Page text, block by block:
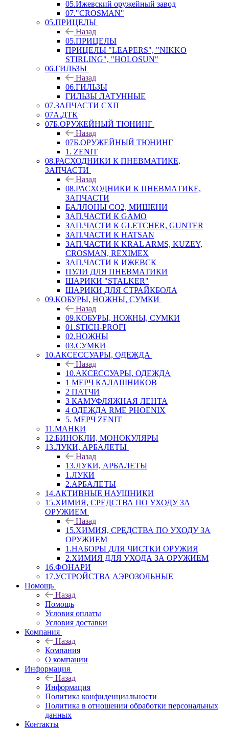
05.Ижевский оружейный завод
07."CROSMAN"
05.ПРИЦЕЛЫ
Назад
05.ПРИЦЕЛЫ
ПРИЦЕЛЫ "LEAPERS", "NIKKO
STIRLING", "HOLOSUN"
06.ГИЛЬЗЫ
Назад
06.ГИЛЬЗЫ
ГИЛЬЗЫ ЛАТУННЫЕ
07.ЗАПЧАСТИ СХП
07А.ДТК
07Б.ОРУЖЕЙНЫЙ ТЮНИНГ
Назад
07Б.ОРУЖЕЙНЫЙ ТЮНИНГ
1. ZENIT
08.РАСХОДНИКИ К ПНЕВМАТИКЕ,
ЗАПЧАСТИ
Назад
08.РАСХОДНИКИ К ПНЕВМАТИКЕ,
ЗАПЧАСТИ
БАЛЛОНЫ CO2, МИШЕНИ
ЗАП.ЧАСТИ К GAMO
ЗАП.ЧАСТИ К GLETCHER, GUNTER
ЗАП.ЧАСТИ К HATSAN
ЗАП.ЧАСТИ К KRAL ARMS, KUZEY,
CROSMAN, REXIMEX
ЗАП.ЧАСТИ К ИЖЕВСК
ПУЛИ ДЛЯ ПНЕВМАТИКИ
ШАРИКИ "STALKER"
ШАРИКИ ДЛЯ СТРАЙКБОЛА
09.КОБУРЫ, НОЖНЫ, СУМКИ
Назад
09.КОБУРЫ, НОЖНЫ, СУМКИ
01.STICH-PROFI
02.НОЖНЫ
03.СУМКИ
10.АКСЕССУАРЫ, ОДЕЖДА
Назад
10.АКСЕССУАРЫ, ОДЕЖДА
1 МЕРЧ КАЛАШНИКОВ
2 ПАТЧИ
3 КАМУФЛЯЖНАЯ ЛЕНТА
4 ОДЕЖДА RME PHOENIX
5. МЕРЧ ZENIT
11.МАНКИ
12.БИНОКЛИ, МОНОКУЛЯРЫ
13.ЛУКИ, АРБАЛЕТЫ
Назад
13.ЛУКИ, АРБАЛЕТЫ
1.ЛУКИ
2.АРБАЛЕТЫ
14.АКТИВНЫЕ НАУШНИКИ
15.ХИМИЯ, СРЕДСТВА ПО УХОДУ ЗА
ОРУЖИЕМ
Назад
15.ХИМИЯ, СРЕДСТВА ПО УХОДУ ЗА
ОРУЖИЕМ
1.НАБОРЫ ДЛЯ ЧИСТКИ ОРУЖИЯ
2.ХИМИЯ ДЛЯ УХОДА ЗА ОРУЖИЕМ
16.ФОНАРИ
17.УСТРОЙСТВА АЭРОЗОЛЬНЫЕ
Помощь
Назад
Помощь
Условия оплаты
Условия доставки
Компания
Назад
Компания
О компании
Информация
Назад
Информация
Политика конфиденциальности
Политика в отношении обработки персональных
данных
Контакты